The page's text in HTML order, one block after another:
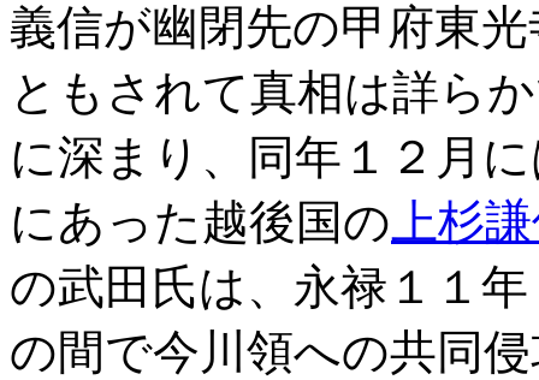
義信が幽閉先の甲府東
ともされて真相は詳ら
に深まり、同年１２月
にあった越後国の 上杉
の武田氏は、永禄１１
の間で今川領への共同